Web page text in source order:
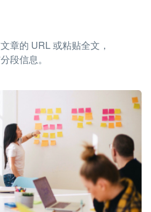
章的 URL 或粘贴全文，
段信息。